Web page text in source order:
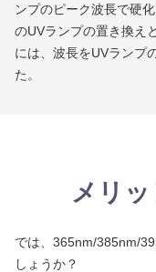
ンプのピーク波長で硬
のUVランプの置き換え
には、波長をUVランプ
た。
メリッ
では、365nm/385nm/
しょうか？